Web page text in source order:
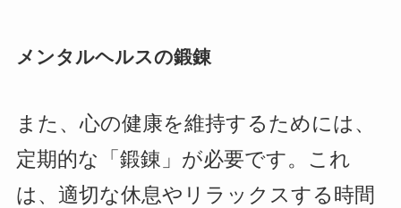
メンタルヘルスの鍛錬
また、心の健康を維持するためには、
定期的な「鍛錬」が必要です。これ
は、適切な休息やリラックスする時間